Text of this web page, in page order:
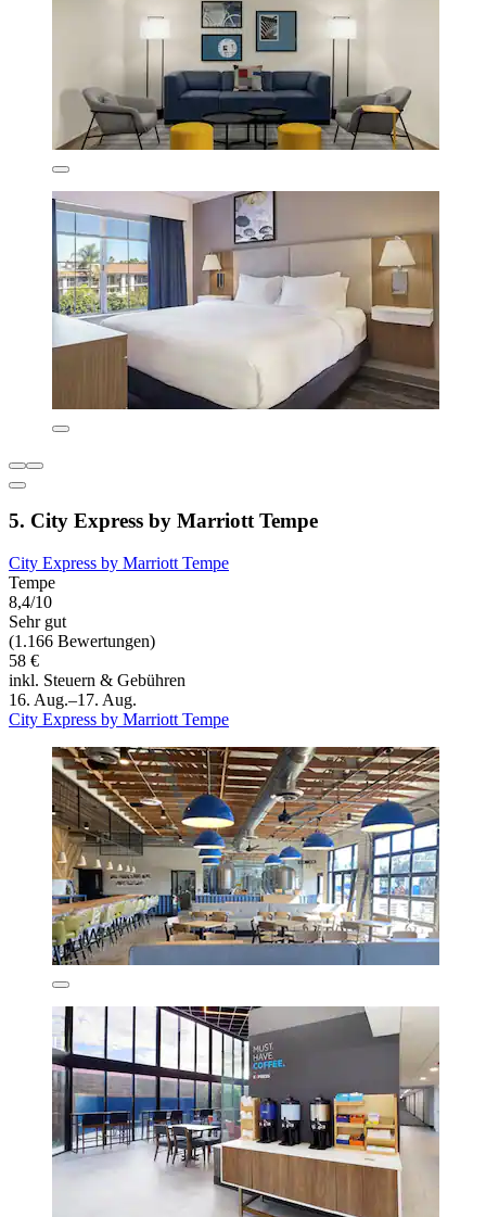
5. City Express by Marriott Tempe
City Express by Marriott Tempe
Tempe
8,4/10
Sehr gut
(1.166 Bewertungen)
58 €
inkl. Steuern & Gebühren
16. Aug.–17. Aug.
City Express by Marriott Tempe